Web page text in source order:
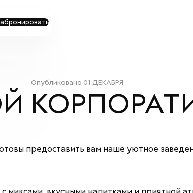
Опубликовано 01 ДЕКАБРЯ
предоставить вам наше уютное